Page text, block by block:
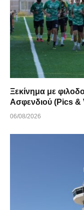
Ξεκίνημα με
Ασφενδιού (Pics &
06/08/2026